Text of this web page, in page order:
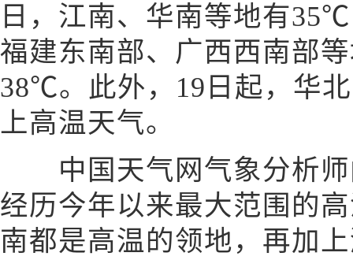
日，江南、华南等地有
福建东南部、广西西南部
38℃。此外，19日起，华
上高温天气。
中国天气网气象分析师
经历今年以来最大范围的
南都是高温的领地，再加